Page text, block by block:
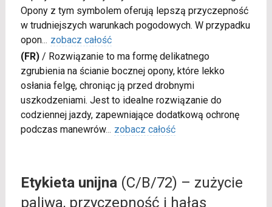
Opony z tym symbolem oferują lepszą przyczepność
w trudniejszych warunkach pogodowych. W przypadku
opon... zobacz całość
(FR)/ Rozwiązanie to ma formę delikatnego
zgrubienia na ścianie bocznej opony, które lekko
osłania felgę, chroniąc ją przed drobnymi
uszkodzeniami. Jest to idealne rozwiązanie do
codziennej jazdy, zapewniające dodatkową ochronę
podczas manewrów... zobacz całość
Etykieta unijna(C/B/72) – zużycie
paliwa, przyczepność i hałas